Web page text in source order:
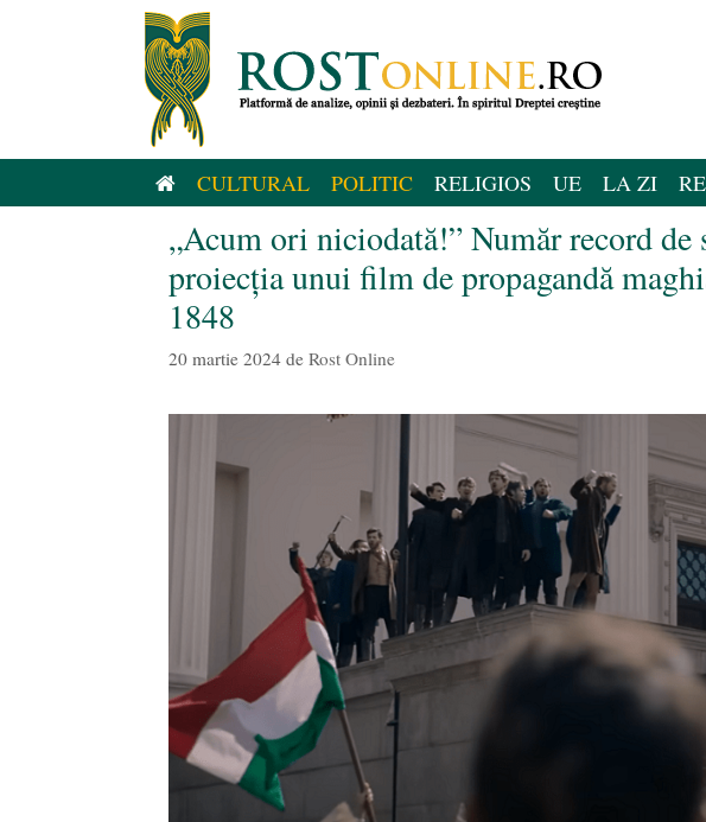
CULTURAL POLITIC RELIGIOS UE LA ZI
„Acum ori niciodată!” Număr record
proiecția unui film de propagandă
1848
20 martie 2024 de Rost Online